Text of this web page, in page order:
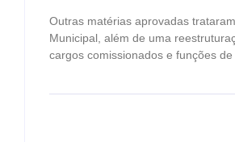
Outras matérias aprovadas
Municipal, além de uma
cargos comissionados e funções